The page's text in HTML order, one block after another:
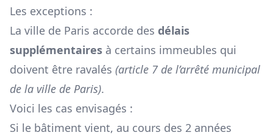
Les exceptions :
La ville de Paris accorde des délais
supplémentaires à certains immeubles qui
doivent être ravalés (article 7 de l’arrêté municipal
de la ville de Paris).
Voici les cas envisagés :
Si le bâtiment vient, au cours des 2 années